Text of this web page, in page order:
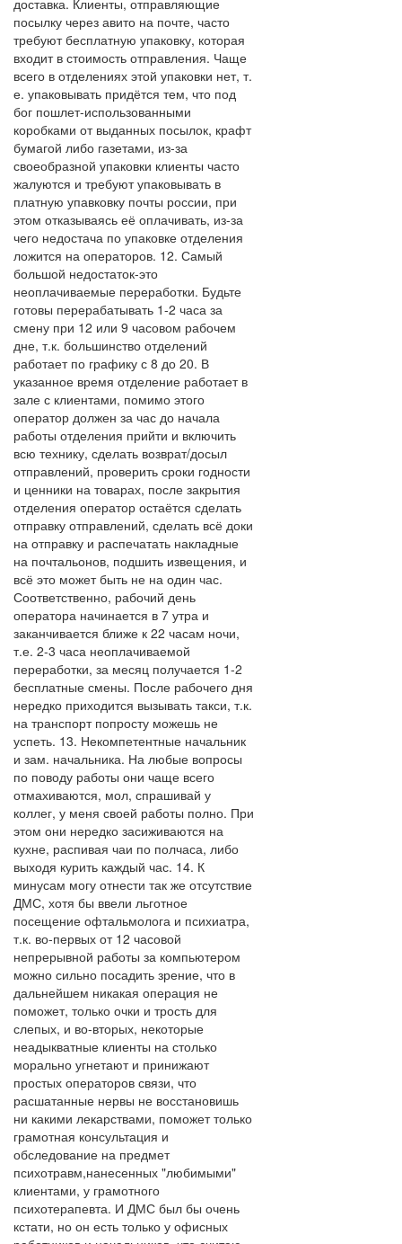
доставка. Клиенты, отправляющие
посылку через авито на почте, часто
требуют бесплатную упаковку, которая
входит в стоимость отправления. Чаще
всего в отделениях этой упаковки нет, т.
е. упаковывать придётся тем, что под
бог пошлет-использованными
коробками от выданных посылок, крафт
бумагой либо газетами, из-за
своеобразной упаковки клиенты часто
жалуются и требуют упаковывать в
платную упавковку почты россии, при
этом отказываясь её оплачивать, из-за
чего недостача по упаковке отделения
ложится на операторов. 12. Самый
большой недостаток-это
неоплачиваемые переработки. Будьте
готовы перерабатывать 1-2 часа за
смену при 12 или 9 часовом рабочем
дне, т.к. большинство отделений
работает по графику с 8 до 20. В
указанное время отделение работает в
зале с клиентами, помимо этого
оператор должен за час до начала
работы отделения прийти и включить
всю технику, сделать возврат/досыл
отправлений, проверить сроки годности
и ценники на товарах, после закрытия
отделения оператор остаётся сделать
отправку отправлений, сделать всё доки
на отправку и распечатать накладные
на почтальонов, подшить извещения, и
всё это может быть не на один час.
Соответственно, рабочий день
оператора начинается в 7 утра и
заканчивается ближе к 22 часам ночи,
т.е. 2-3 часа неоплачиваемой
переработки, за месяц получается 1-2
бесплатные смены. После рабочего дня
нередко приходится вызывать такси, т.к.
на транспорт попросту можешь не
успеть. 13. Некомпетентные начальник
и зам. начальника. На любые вопросы
по поводу работы они чаще всего
отмахиваются, мол, спрашивай у
коллег, у меня своей работы полно. При
этом они нередко засиживаются на
кухне, распивая чаи по полчаса, либо
выходя курить каждый час. 14. К
минусам могу отнести так же отсутствие
ДМС, хотя бы ввели льготное
посещение офтальмолога и психиатра,
т.к. во-первых от 12 часовой
непрерывной работы за компьютером
можно сильно посадить зрение, что в
дальнейшем никакая операция не
поможет, только очки и трость для
слепых, и во-вторых, некоторые
неадыкватные клиенты на столько
морально угнетают и принижают
простых операторов связи, что
расшатанные нервы не восстановишь
ни какими лекарствами, поможет только
грамотная консультация и
обследование на предмет
психотравм,нанесенных "любимыми"
клиентами, у грамотного
психотерапевта. И ДМС был бы очень
кстати, но он есть только у офисных